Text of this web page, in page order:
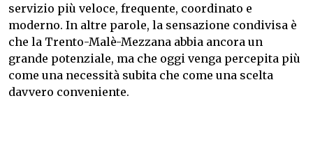
servizio più veloce, frequente, coordinato e
moderno. In altre parole, la sensazione condivisa è
che la Trento-Malè-Mezzana abbia ancora un
grande potenziale, ma che oggi venga percepita più
come una necessità subita che come una scelta
davvero conveniente.